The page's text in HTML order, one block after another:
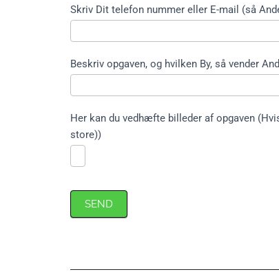
træfældning
Skriv Dit telefon nummer eller E-mail (så
Beskriv opgaven, og hvilken By, så vender
Her kan du vedhæfte billeder af opgaven
store))
SEND